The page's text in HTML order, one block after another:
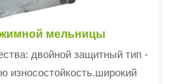
мельницы
двойной защитный тип -
износостойкость.широкий